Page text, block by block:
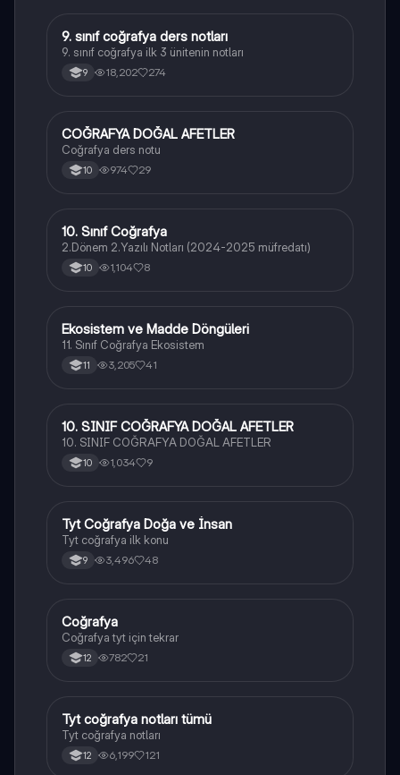
Coğrafya
9. sınıf coğrafya ders notları
9. sınıf coğrafya ilk 3 ünitenin notları
9 18,202 274
Coğrafya
COĞRAFYA DOĞAL AFETLER
Coğrafya ders notu
10 974 29
Coğrafya
10. Sınıf Coğrafya
2.Dönem 2.Yazılı Notları (2024-2025 müfredatı)
10 1,104 8
Coğrafya
Ekosistem ve Madde Döngüleri
11. Sınıf Coğrafya Ekosistem
11 3,205 41
Coğrafya
10. SINIF COĞRAFYA DOĞAL AFETLER
10. SINIF COĞRAFYA DOĞAL AFETLER
10 1,034 9
Coğrafya
Tyt Coğrafya Doğa ve İnsan
Tyt coğrafya ilk konu
9 3,496 48
Coğrafya
Coğrafya
Coğrafya tyt için tekrar
12 782 21
Coğrafya
Tyt coğrafya notları tümü
Tyt coğrafya notları
12 6,199 121